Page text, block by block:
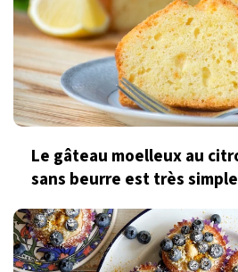
Le gâteau moelleux au
sans beurre est très